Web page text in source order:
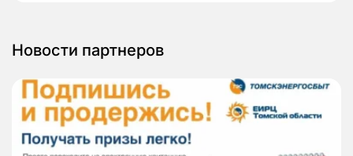
Новости партнеров